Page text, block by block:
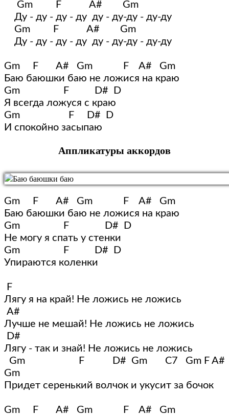
Gm     F       A#   Gm            F    A#   Gm
Баю баюшки баю не ложися на краю
Gm                 F          D#  D
Я всегда ложуся с краю
Gm                   F     D#  D
И спокойно засыпаю
Аппликатуры аккордов
Gm     F       A#   Gm            F    A#   Gm
Баю баюшки баю не ложися на краю
Gm                 F              D#  D
Не могу я спать у стенки
Gm                 F          D#  D
Упираются коленки
Лягу я на край! Не ложись не ложись
Лучше не мешай! Не ложись не ложись
Лягу - так и знай! Не ложись не ложись
Gm
Придет серенький волчок и укусит за бочок
Gm     F       A#   Gm            F    A#   Gm